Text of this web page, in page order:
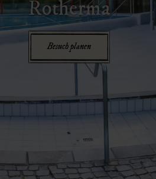
Rotherma
Besuch planen